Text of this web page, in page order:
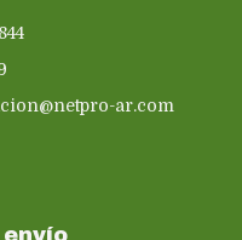
ar.com